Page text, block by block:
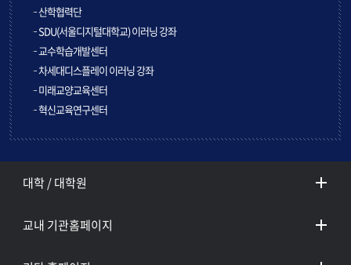
산학협력단
SDU(서울디지털대학교) 이러닝 강좌
교수학습개발센터
차세대디스플레이 이러닝 강좌
미래교양교육센터
혁신교육연구센터
대학 / 대학원
교내 기관홈페이지